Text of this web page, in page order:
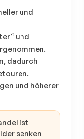
und
und
dadurch
und höherer
ist
senken